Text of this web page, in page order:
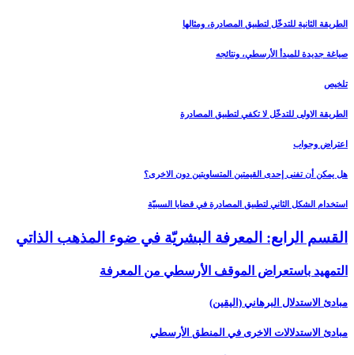
الطريقة الثانية للتدخّل لتطبيق المصادرة، ومثالها
صياغة جديدة للمبدأ الأرسطي، ونتائجه
تلخيص
الطريقة الاولى للتدخّل لا تكفي لتطبيق المصادرة
اعتراض وجواب
هل يمكن أن تفنى إحدى القيمتين المتساويتين دون الاخرى؟
استخدام الشكل الثاني لتطبيق المصادرة في قضايا السببيّة
القسم الرابع: المعرفة البشريّة في ضوء المذهب الذاتي‏
التمهيد باستعراض الموقف الأرسطي من المعرفة
مبادئ الاستدلال البرهاني (اليقين)
مبادئ الاستدلالات الاخرى في المنطق الأرسطي